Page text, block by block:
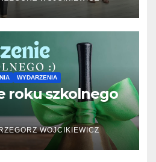
WYDARZENIA
roku szkolnego
WOJCIKIEWICZ